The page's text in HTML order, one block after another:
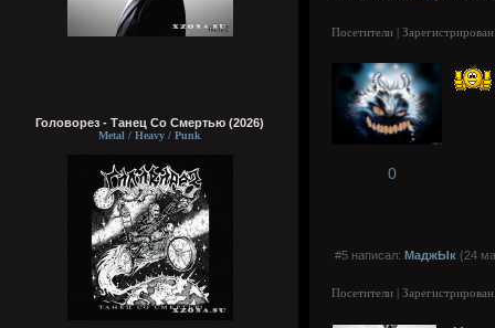
Головорез - Tанец Со Смертью (2026)
Metal / Heavy / Punk
Посетители |
0
#5 написал: МаджЫк (24
Посетители |